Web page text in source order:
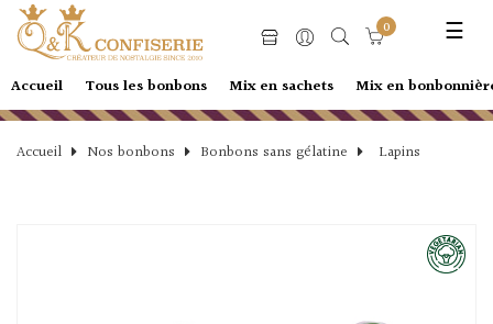
☰
0
Accueil Tous les bonbons Mix en sachets Mix en
Accueil Nos bonbons Bonbons sans gélatine Lapins